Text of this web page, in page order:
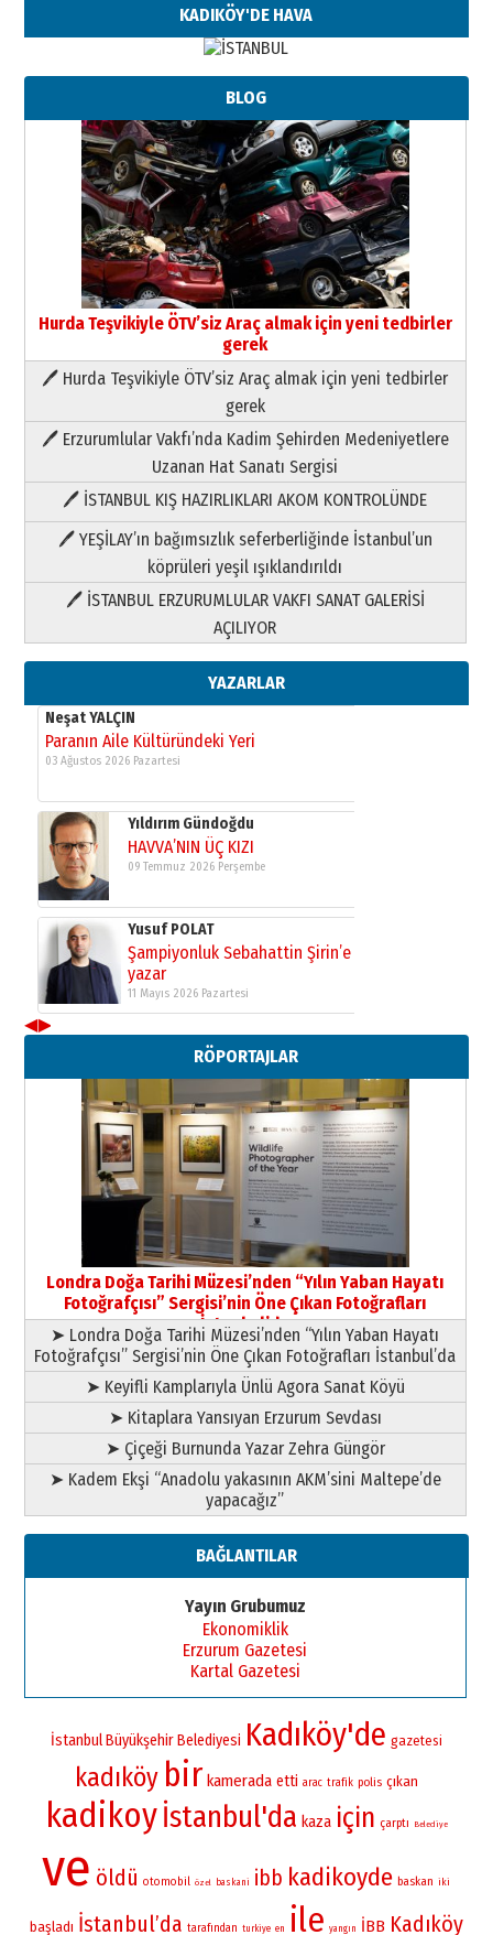
KADIKÖY'DE HAVA
BLOG
Hurda Teşvikiyle ÖTV’siz Araç almak için yeni tedbirler
gerek
🖊 Hurda Teşvikiyle ÖTV’siz Araç almak için yeni tedbirler
gerek
🖊 Erzurumlular Vakfı’nda Kadim Şehirden Medeniyetlere
Uzanan Hat Sanatı Sergisi
🖊 İSTANBUL KIŞ HAZIRLIKLARI AKOM KONTROLÜNDE
🖊 YEŞİLAY’ın bağımsızlık seferberliğinde İstanbul’un
köprüleri yeşil ışıklandırıldı
🖊 İSTANBUL ERZURUMLULAR VAKFI SANAT GALERİSİ
AÇILIYOR
YAZARLAR
Paranın Aile Kültüründeki Yeri
03 Ağustos 2026 Pazartesi
Yıldırım Gündoğdu
HAVVA’NIN ÜÇ KIZI
09 Temmuz 2026 Perşembe
Yusuf POLAT
Şampiyonluk Sebahattin Şirin’e
11 Mayıs 2026 Pazartesi
Neşat YALÇIN
Paranın Aile Kültüründeki Yeri
03 Ağustos 2026 Pazartesi
Yıldırım Gündoğdu
HAVVA’NIN ÜÇ KIZI
09 Temmuz 2026 Perşembe
Yusuf POLAT
Şampiyonluk Sebahattin Şirin’e
yazar
11 Mayıs 2026 Pazartesi
Neşat YALÇIN
Paranın Aile Kültüründeki Yeri
03 Ağustos 2026 Pazartesi
Yıldırım Gündoğdu
HAVVA’NIN ÜÇ KIZI
09 Temmuz 2026 Perşembe
Yusuf POLAT
Şampiyonluk Sebahattin Şirin’e
yazar
11 Mayıs 2026 Pazartesi
◀▶
RÖPORTAJLAR
Londra Doğa Tarihi Müzesi’nden “Yılın Yaban Hayatı
Fotoğrafçısı” Sergisi’nin Öne Çıkan Fotoğrafları
İstanbul’da
➤ Londra Doğa Tarihi Müzesi’nden “Yılın Yaban Hayatı
Fotoğrafçısı” Sergisi’nin Öne Çıkan Fotoğrafları İstanbul’da
➤ Keyifli Kamplarıyla Ünlü Agora Sanat Köyü
➤ Kitaplara Yansıyan Erzurum Sevdası
➤ Çiçeği Burnunda Yazar Zehra Güngör
➤ Kadem Ekşi “Anadolu yakasının AKM’sini Maltepe’de
yapacağız”
BAĞLANTILAR
Yayın Grubumuz
Ekonomiklik
Erzurum Gazetesi
Kartal Gazetesi
İstanbul Büyükşehir Belediyesi Kadıköy'de gazetesi
kadıköy bir kamerada etti arac trafik polis çıkan
kadikoyİstanbul'da kaza için çarptı Belediye
ve öldü otomobil özel baskani ibb kadikoyde baskan iki
başladı İstanbul’da tarafından turkiye en ile yangın İBB Kadıköy